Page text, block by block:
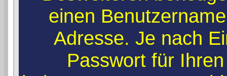
einen
Adresse. Je nach
Passwort für